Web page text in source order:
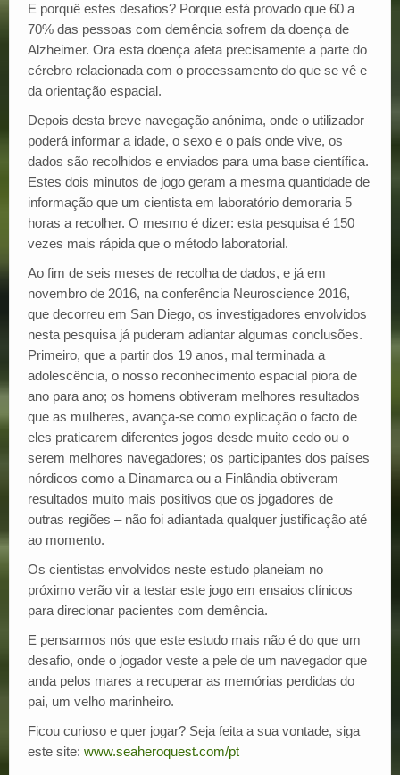
E porquê estes desafios? Porque está provado que 60 a
70% das pessoas com demência sofrem da doença de
Alzheimer. Ora esta doença afeta precisamente a parte do
cérebro relacionada com o processamento do que se vê e
da orientação espacial.
Depois desta breve navegação anónima, onde o utilizador
poderá informar a idade, o sexo e o país onde vive, os
dados são recolhidos e enviados para uma base científica.
Estes dois minutos de jogo geram a mesma quantidade de
informação que um cientista em laboratório demoraria 5
horas a recolher. O mesmo é dizer: esta pesquisa é 150
vezes mais rápida que o método laboratorial.
Ao fim de seis meses de recolha de dados, e já em
novembro de 2016, na conferência Neuroscience 2016,
que decorreu em San Diego, os investigadores envolvidos
nesta pesquisa já puderam adiantar algumas conclusões.
Primeiro, que a partir dos 19 anos, mal terminada a
adolescência, o nosso reconhecimento espacial piora de
ano para ano; os homens obtiveram melhores resultados
que as mulheres, avança-se como explicação o facto de
eles praticarem diferentes jogos desde muito cedo ou o
serem melhores navegadores; os participantes dos países
nórdicos como a Dinamarca ou a Finlândia obtiveram
resultados muito mais positivos que os jogadores de
outras regiões – não foi adiantada qualquer justificação até
ao momento.
Os cientistas envolvidos neste estudo planeiam no
próximo verão vir a testar este jogo em ensaios clínicos
para direcionar pacientes com demência.
E pensarmos nós que este estudo mais não é do que um
desafio, onde o jogador veste a pele de um navegador que
anda pelos mares a recuperar as memórias perdidas do
pai, um velho marinheiro.
Ficou curioso e quer jogar? Seja feita a sua vontade, siga
este site: www.seaheroquest.com/pt